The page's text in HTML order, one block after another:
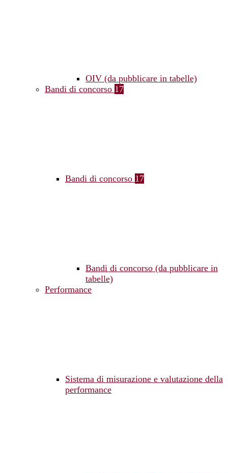
OIV (da pubblicare in tabelle)
Bandi di concorso 17
Bandi di concorso 17
Bandi di concorso (da pubblicare in
tabelle)
Performance
Sistema di misurazione e valutazione della
performance